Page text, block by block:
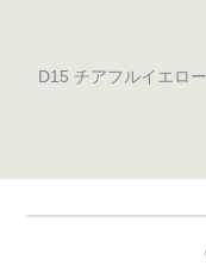
D15 チアフルイエロ